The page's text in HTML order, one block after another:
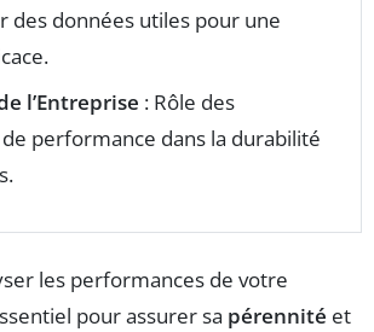
des données utiles pour une
l’Entreprise : Rôle des
performance dans la durabilité
les performances de votre
pour assurer sa pérennité et